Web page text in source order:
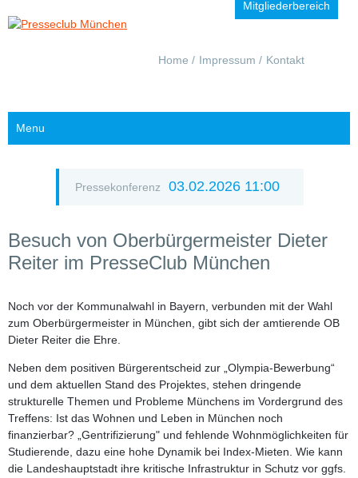
Mitgliederbereich
Navigation
Home Impressum Kontakt
Menu
Pressekonferenz 03.02.2026 11:00
Besuch von Oberbürgermeister Dieter
Reiter im PresseClub München
Noch vor der Kommunalwahl in Bayern, verbunden mit der Wahl
zum Oberbürgermeister in München, gibt sich der amtierende OB
Dieter Reiter die Ehre.
Neben dem positiven Bürgerentscheid zur „Olympia-Bewerbung“
und dem aktuellen Stand des Projektes, stehen dringende
strukturelle Themen und Probleme Münchens im Vordergrund des
Treffens: Ist das Wohnen und Leben in München noch
finanzierbar? „Gentrifizierung" und fehlende Wohnmöglichkeiten für
Studierende, dazu eine hohe Dynamik bei Index-Mieten. Wie kann
die Landeshauptstadt ihre kritische Infrastruktur in Schutz vor ggfs.